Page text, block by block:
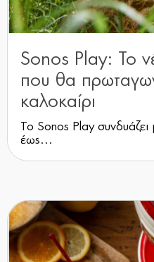
Sonos Play: Το
που θα
καλοκαίρι
Το Sonos Play
έως...